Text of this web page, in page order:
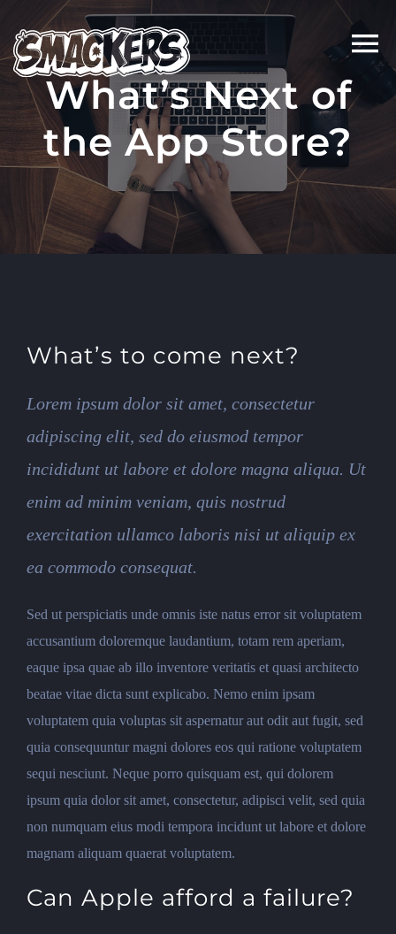
content
What’s Next of
the App Store?
What’s to come next?
Lorem ipsum dolor sit amet, consectetur
adipiscing elit, sed do eiusmod tempor
incididunt ut labore et dolore magna aliqua. Ut
enim ad minim veniam, quis nostrud
exercitation ullamco laboris nisi ut aliquip ex
ea commodo consequat.
Sed ut perspiciatis unde omnis iste natus error sit voluptatem
accusantium doloremque laudantium, totam rem aperiam,
eaque ipsa quae ab illo inventore veritatis et quasi architecto
beatae vitae dicta sunt explicabo. Nemo enim ipsam
voluptatem quia voluptas sit aspernatur aut odit aut fugit, sed
quia consequuntur magni dolores eos qui ratione voluptatem
sequi nesciunt. Neque porro quisquam est, qui dolorem
ipsum quia dolor sit amet, consectetur, adipisci velit, sed quia
non numquam eius modi tempora incidunt ut labore et dolore
magnam aliquam quaerat voluptatem.
Can Apple afford a failure?